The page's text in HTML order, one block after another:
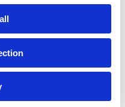
Biervliet